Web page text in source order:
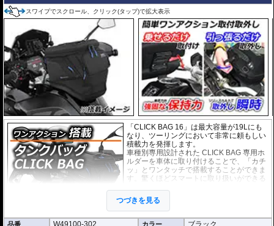
スワイプでスクロール、クリック(タップ)で拡大表示
「CLICK BAG 16」は最大容量が19Lにも
なり、ツーリングにおいて非常に頼もしい
積載力を発揮します。
車種別専用設計された CLICK BAG 専用ホ
ルダーを車体に取り付けることで、「カチ
ッ」とワンタッチで搭載することができま
す。驚くほどスマートに取り扱いができる
現。
撥水加工が施された耐久性が非常に高い生
地を採用。
つづきを見る
品番 カラー